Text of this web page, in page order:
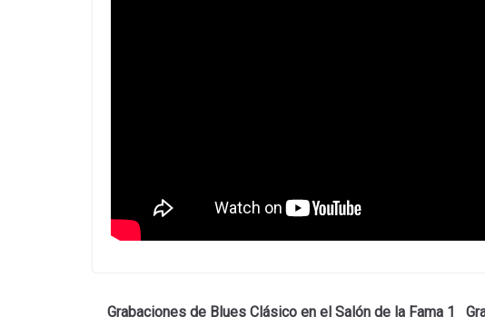
Grabaciones de Blues Clásico en el Salón de la Fama 1